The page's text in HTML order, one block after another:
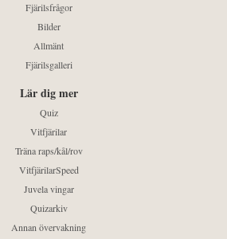
Fjärilsfrågor
Bilder
Allmänt
Fjärilsgalleri
Lär dig mer
Quiz
Vitfjärilar
Träna raps/kål/rov
VitfjärilarSpeed
Juvela vingar
Quizarkiv
Annan övervakning